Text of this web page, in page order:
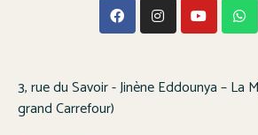
3, rue du Savoir - Jinène Eddounya – La
grand Carrefour)